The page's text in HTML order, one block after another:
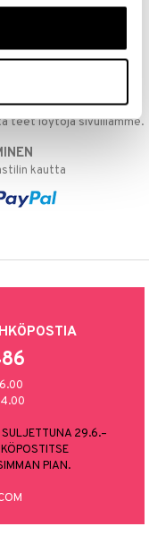
vår webbplats.
voimme pitää hinnat
teet löytöjä sivuillamme.
kautta
SULJETTUNA 29.6.–
PIAN.